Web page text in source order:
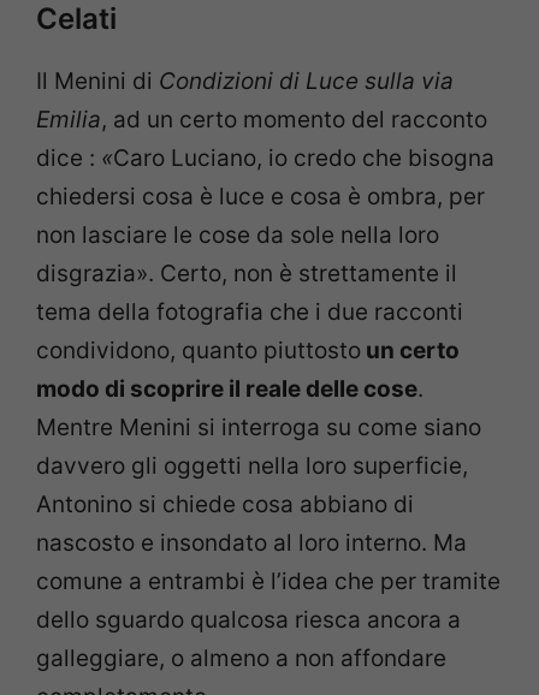
Celati
Il Menini di Condizioni di Luce sulla via
Emilia, ad un certo momento del racconto
dice : «Caro Luciano, io credo che bisogna
chiedersi cosa è luce e cosa è ombra, per
non lasciare le cose da sole nella loro
disgrazia». Certo, non è strettamente il
tema della fotografia che i due racconti
condividono, quanto piuttosto un certo
modo di scoprire il reale delle cose.
Mentre Menini si interroga su come siano
davvero gli oggetti nella loro superficie,
Antonino si chiede cosa abbiano di
nascosto e insondato al loro interno. Ma
comune a entrambi è l’idea che per tramite
dello sguardo qualcosa riesca ancora a
galleggiare, o almeno a non affondare